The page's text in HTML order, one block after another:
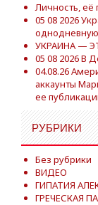
Личность, её
05 08 2026
однодневную
УКРАИНА —
05 08 2026 В
04.08.26
аккаунты
ее
РУБРИКИ
Без рубрики
ВИДЕО
ГИПАТИЯ
ГРЕЧЕСКАЯ